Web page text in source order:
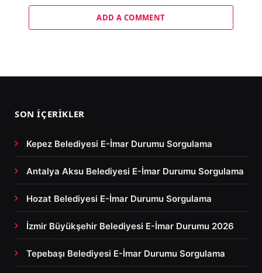
ADD A COMMENT
SON İÇERIKLER
Kepez Belediyesi E-İmar Durumu Sorgulama
Antalya Aksu Belediyesi E-İmar Durumu Sorgulama
Hozat Belediyesi E-İmar Durumu Sorgulama
İzmir Büyükşehir Belediyesi E-İmar Durumu 2026
Tepebaşı Belediyesi E-İmar Durumu Sorgulama